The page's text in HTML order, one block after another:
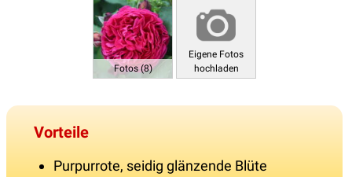
Fotos (8)
Eigene Fotos
hochladen
Vorteile
Purpurrote, seidig glänzende Blüte